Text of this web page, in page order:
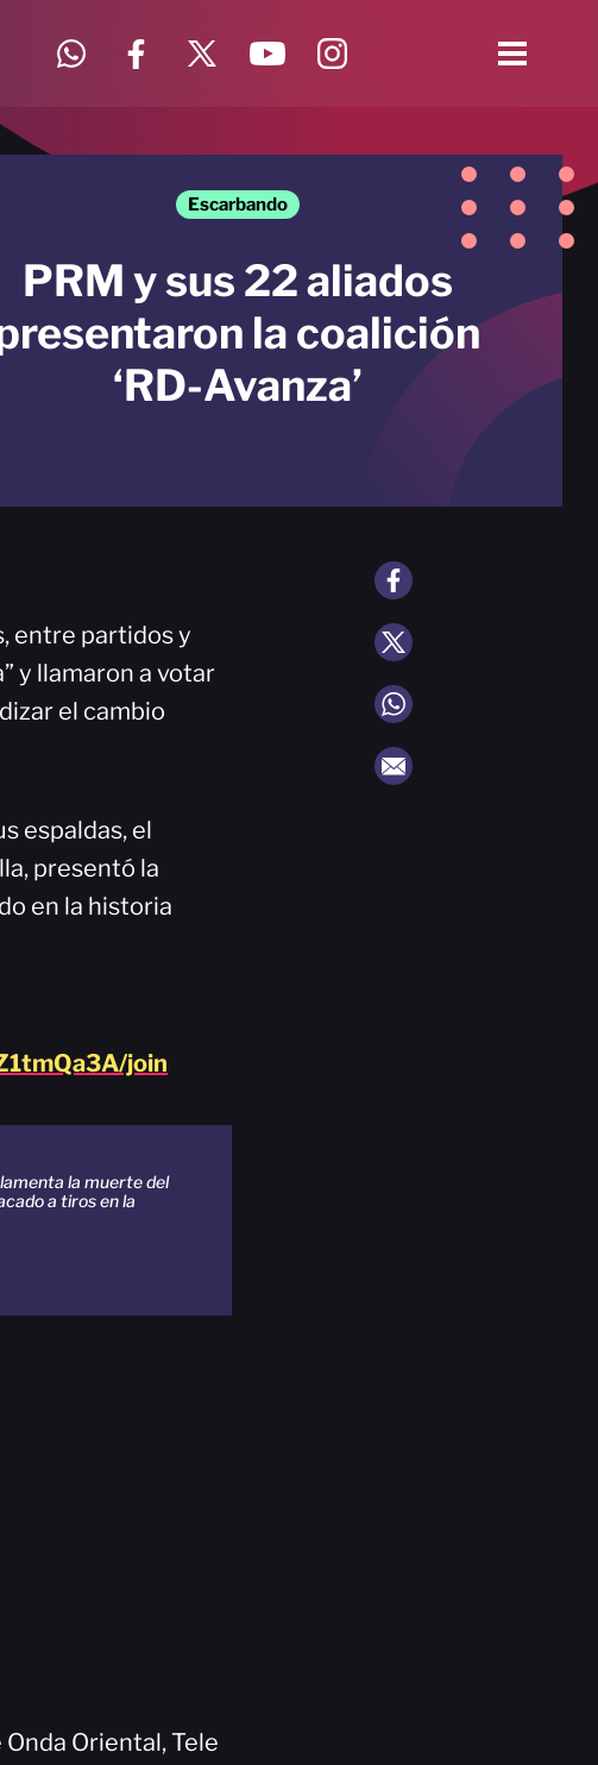
Escarbando
PRM y sus 22 aliados
la coalición
‘RD-Avanza’
entre partidos y
y llamaron a votar
el cambio
espaldas, el
presentó la
en la historia
join
la muerte del
a tiros en la
Oriental, Tele